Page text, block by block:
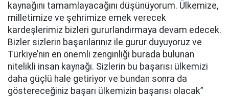
kaynağını tamamlayacağını düşünüyorum. Ülkemize,
milletimize ve şehrimize emek verecek
kardeşlerimiz bizleri gururlandırmaya devam edecek.
Bizler sizlerin başarılarınız ile gurur duyuyoruz ve
Türkiye’nin en önemli zenginliği burada bulunan
nitelikli insan kaynağı. Sizlerin bu başarısı ülkemizi
daha güçlü hale getiriyor ve bundan sonra da
göstereceğiniz başarı ülkemizin başarısı olacak”